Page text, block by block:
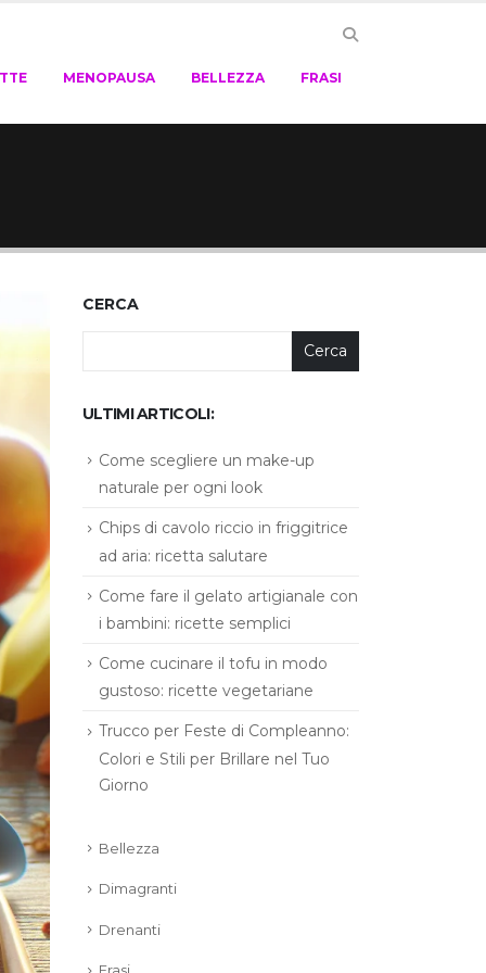
MENOPAUSA BELLEZZA FRASI
CERCA
Cerca
ULTIMI ARTICOLI:
Come scegliere un make-up
naturale per ogni look
Chips di cavolo riccio in friggitrice
ad aria: ricetta salutare
Come fare il gelato artigianale con
i bambini: ricette semplici
Come cucinare il tofu in modo
gustoso: ricette vegetariane
Trucco per Feste di Compleanno:
Colori e Stili per Brillare nel Tuo
Giorno
Bellezza
Dimagranti
Drenanti